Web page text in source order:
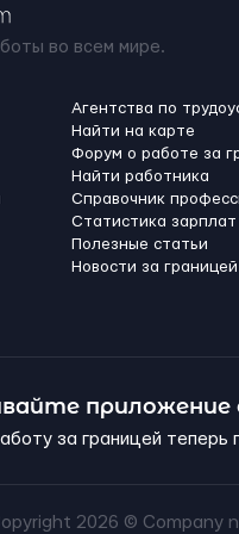
во всем мире.
Агентства по
Найти на карте
Форум о работе за
Найти работника
Справочник
Статистика зарплат
Полезные статьи
Новости за границей
за границей теперь
2026 © Company